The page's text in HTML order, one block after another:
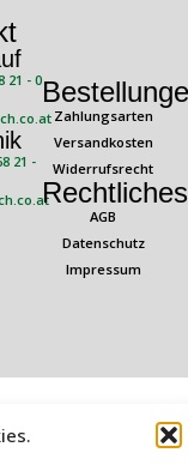
21 - 0
21 -
Zahlungsarten
Versandkosten
Widerrufsrecht
Rechtliches
AGB
Datenschutz
Impressum